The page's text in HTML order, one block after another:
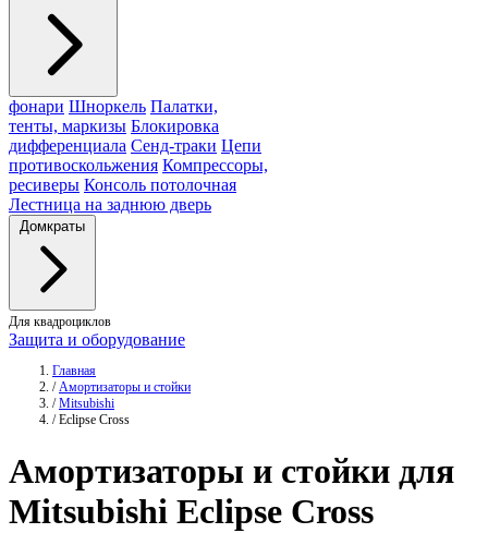
фонари Шноркель Палатки,
тенты, маркизы Блокировка
дифференциала Сенд-траки Цепи
противоскольжения Компрессоры,
ресиверы Консоль потолочная
Лестница на заднюю дверь
Домкраты
Для квадроциклов
Защита и оборудование
Главная
/ Амортизаторы и стойки
/ Mitsubishi
/ Eclipse Cross
Амортизаторы и стойки для
Mitsubishi Eclipse Cross